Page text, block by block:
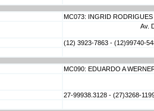
MC073: INGRID
Av.
(12) 3923-7863 - (12)99740-
MC090: EDUARDO A
27-99938.3128 - (27)3268-